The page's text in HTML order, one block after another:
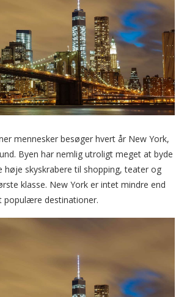
mennesker besøger hvert år New York,
Byen har nemlig utroligt meget at byde
skyskrabere til shopping, teater og
klasse. New York er intet mindre end
populære destinationer.